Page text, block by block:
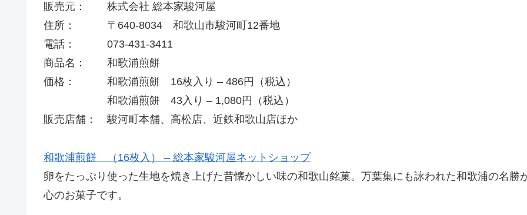
販売元： 株式会社 総本家駿河屋
住所： 〒640-8034 和歌山市駿河町12番地
電話： 073-431-3411
商品名： 和歌浦煎餅
価格： 和歌浦煎餅 16枚入り – 486円（税込）
和歌浦煎餅 43入り – 1,080円（税込）
販売店舗： 駿河町本舗、高松店、近鉄和歌山店ほか
和歌浦煎餅 （16枚入） – 総本家駿河屋ネットショップ
卵をたっぷり使った生地を焼き上げた昔懐かしい味の和歌山銘菓。万葉集にも詠われた和歌浦の名
心のお菓子です。